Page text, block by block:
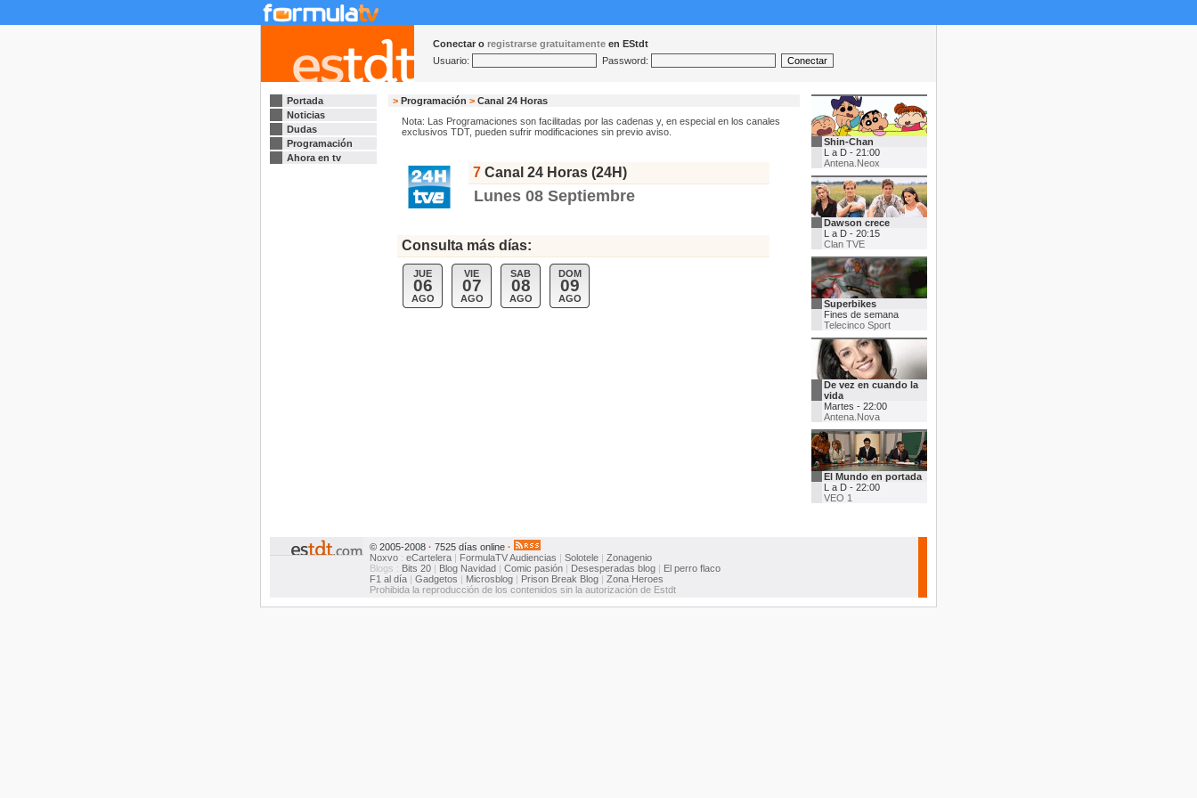
Conectar o registrarse gratuitamente en EStdt
Usuario:
Password:
Portada
Noticias
Dudas
Programación
Ahora en tv
> Programación > Canal 24 Horas
Nota: Las Programaciones son facilitadas por las cadenas y, en especial en los canales
exclusivos TDT, pueden sufrir modificaciones sin previo aviso.
7 Canal 24 Horas (24H)
Lunes 08 Septiembre
Consulta más días:
JUE
06
AGO
VIE
07
AGO
SAB
08
AGO
DOM
09
AGO
Shin-Chan
L a D - 21:00
Antena.Neox
Dawson crece
L a D - 20:15
Clan TVE
Superbikes
Fines de semana
Telecinco Sport
De vez en cuando la
vida
Martes - 22:00
Antena.Nova
El Mundo en portada
L a D - 22:00
VEO 1
© 2005-2008 · 7525 días online ·
Noxvo : eCartelera | FormulaTVAudiencias | Solotele | Zonagenio
Blogs : Bits 20 | Blog Navidad | Comic pasión | Desesperadas blog | El perro flaco
F1 al día | Gadgetos | Microsblog | Prison Break Blog | Zona Heroes
Prohibida la reproducción de los contenidos sin la autorización de Estdt